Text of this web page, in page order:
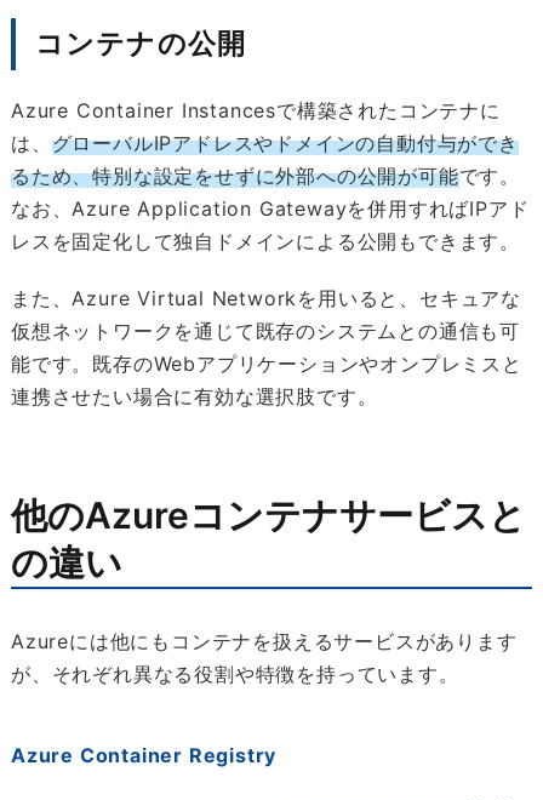
コンテナの公開
Azure Container Instancesで構築されたコンテナに
は、 グローバルIPアドレスやドメインの自動付与ができ
るため、特別な設定をせずに外部への公開が可能です。
なお、Azure Application Gatewayを併用すればIPアド
レスを固定化して独自ドメインによる公開もできます。
また、Azure Virtual Networkを用いると、セキュアな
仮想ネットワークを通じて既存のシステムとの通信も可
能です。既存のWebアプリケーションやオンプレミスと
連携させたい場合に有効な選択肢です。
他のAzureコンテナサービスと
の違い
Azureには他にもコンテナを扱えるサービスがあります
が、それぞれ異なる役割や特徴を持っています。
Azure Container Registry